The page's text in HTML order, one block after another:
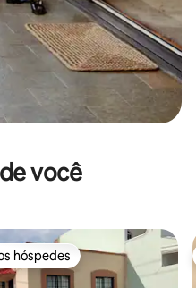
você
hóspedes
hóspedes